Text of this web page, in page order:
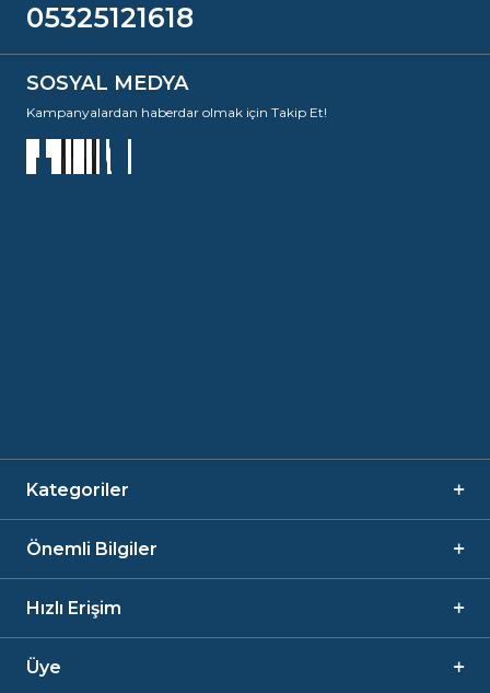
05325121618
SOSYAL MEDYA
Kampanyalardan haberdar olmak için Takip Et!
Kategoriler
Önemli Bilgiler
Hızlı Erişim
Üye